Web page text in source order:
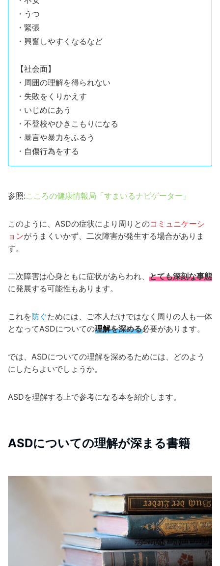
・うつ
・緊張
・興奮しやすくなるなど
【社会面】
・周囲の理解を得られない
・失敗をくりかえす
・いじめにあう
・不登校やひきこもりになる
・暴言や暴力をふるう
・自傷行為をする
参照:こころの健康情報局「すまいるナビゲーター」
このように、ASDの症状により周りとのコミュニケーシ
ョンがうまくいかず、二次障害が発生する場合がありま
す。
二次障害は心身ともに症状があらわれ、 とても深刻な事態
に発展する可能性もあります。
これを防ぐためには、ご本人だけではなく周りの人も一体
となってASDについての理解を深める必要があります。
では、ASDについての理解を深めるためには、どのよう
にしたらよいでしょうか。
ASDを理解する上で参考になる本を紹介します。
ASDについての理解が深まる書籍